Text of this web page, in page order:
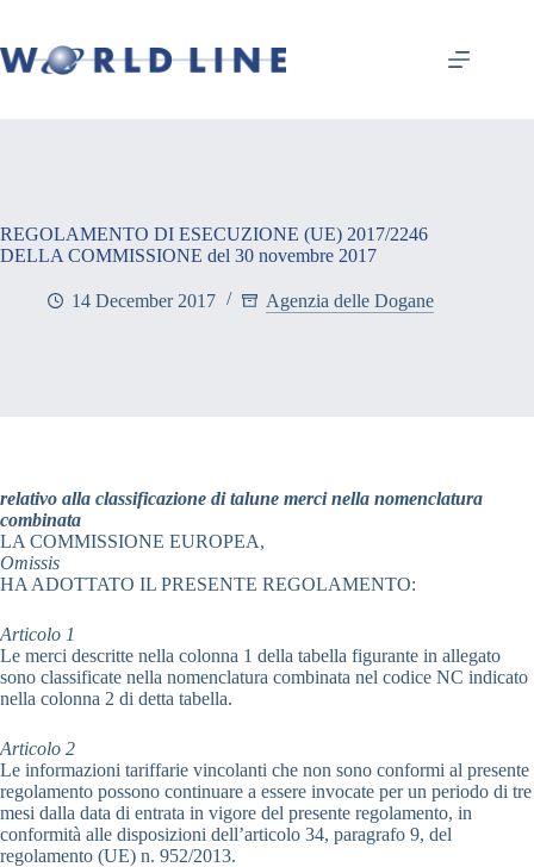
REGOLAMENTO DI ESECUZIONE (UE) 2017/2246
DELLA COMMISSIONE del 30 novembre 2017
14 December 2017 Agenzia delle Dogane
relativo alla classificazione di talune merci nella nomenclatura
combinata
LA COMMISSIONE EUROPEA,
Omissis
HA ADOTTATO IL PRESENTE REGOLAMENTO:
Articolo 1
Le merci descritte nella colonna 1 della tabella figurante in allegato
sono classificate nella nomenclatura combinata nel codice NC indicato
nella colonna 2 di detta tabella.
Articolo 2
Le informazioni tariffarie vincolanti che non sono conformi al presente
regolamento possono continuare a essere invocate per un periodo di tre
mesi dalla data di entrata in vigore del presente regolamento, in
conformità alle disposizioni dell’articolo 34, paragrafo 9, del
regolamento (UE) n. 952/2013.